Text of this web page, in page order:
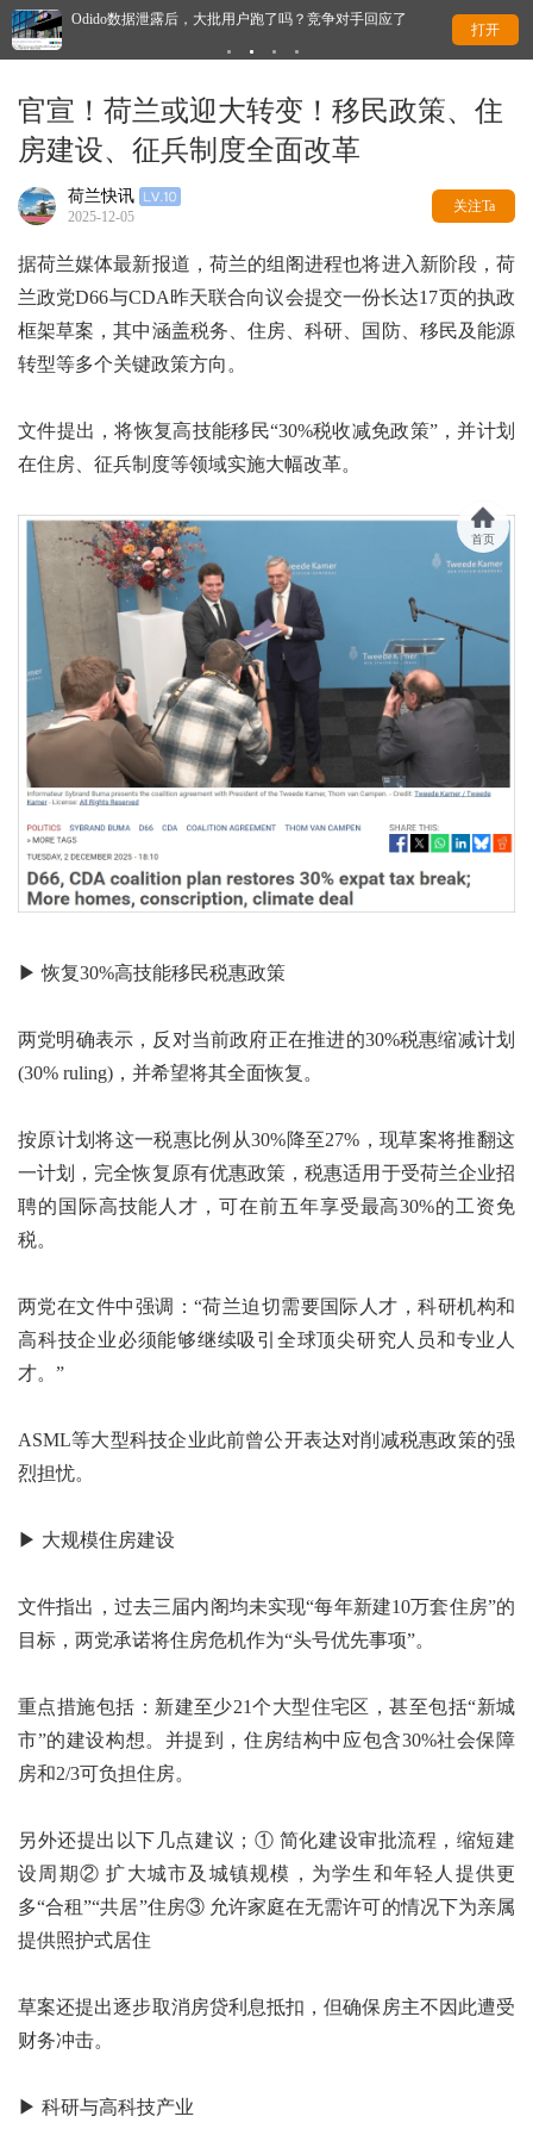
Odido数据泄露后，大批用户跑了吗？竞争对手回应了 离
打开
官宣！荷兰或迎大转变！移民政策、住
房建设、征兵制度全面改革
荷兰快讯
2025-12-05
关注Ta
据荷兰媒体最新报道，荷兰的组阁进程也将进入新阶段，荷
兰政党D66与CDA昨天联合向议会提交一份长达17页的执政
框架草案，其中涵盖税务、住房、科研、国防、移民及能源
转型等多个关键政策方向。
文件提出，将恢复高技能移民“30%税收减免政策”，并计划
在住房、征兵制度等领域实施大幅改革。
▶ 恢复30%高技能移民税惠政策
两党明确表示，反对当前政府正在推进的30%税惠缩减计划
(30% ruling)，并希望将其全面恢复。
按原计划将这一税惠比例从30%降至27%，现草案将推翻这
一计划，完全恢复原有优惠政策，税惠适用于受荷兰企业招
聘的国际高技能人才，可在前五年享受最高30%的工资免
税。
两党在文件中强调：“荷兰迫切需要国际人才，科研机构和
高科技企业必须能够继续吸引全球顶尖研究人员和专业人
才。”
ASML等大型科技企业此前曾公开表达对削减税惠政策的强
烈担忧。
▶ 大规模住房建设
文件指出，过去三届内阁均未实现“每年新建10万套住房”的
目标，两党承诺将住房危机作为“头号优先事项”。
重点措施包括：新建至少21个大型住宅区，甚至包括“新城
市”的建设构想。并提到，住房结构中应包含30%社会保障
房和2/3可负担住房。
另外还提出以下几点建议；① 简化建设审批流程，缩短建
设周期② 扩大城市及城镇规模，为学生和年轻人提供更
多“合租”“共居”住房③ 允许家庭在无需许可的情况下为亲属
提供照护式居住
草案还提出逐步取消房贷利息抵扣，但确保房主不因此遭受
财务冲击。
▶ 科研与高科技产业
首页